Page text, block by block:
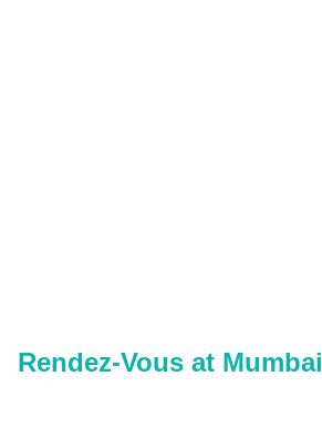
Rendez-Vous at Mumbai